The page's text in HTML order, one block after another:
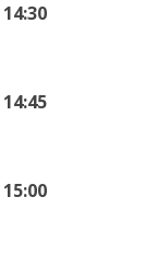
14:30
14:45
15:00